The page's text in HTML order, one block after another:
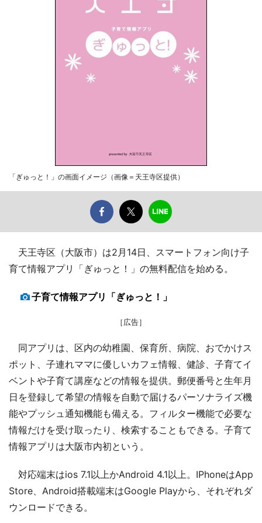
「ぎゅっと！」の画面イメージ（画像＝天王寺区提供）
天王寺区（大阪市）は2月14日、スマートフォン向け子
育て情報アプリ「ぎゅっと！」の無料配信を始める。
子育て情報アプリ「ぎゅっと！」
［広告］
同アプリは、区内の幼稚園、保育所、病院、おでかけス
ポット、子連れママに優しいカフェ情報、健診、子育てイ
ベントや子育て講座などの情報を提供。郵便番号と生年月
日を登録して希望の情報を自動で届けるパーソナライズ機
能やプッシュ通知機能も備える。フィルター機能で必要な
情報だけを受け取ったり、検索することもできる。子育て
情報アプリは大阪市内初という。
対応端末はios 7.1以上かAndroid 4.1以上。IPhoneはApp
Store、Android搭載端末はGoogle Playから、それぞれダ
ウンロードできる。